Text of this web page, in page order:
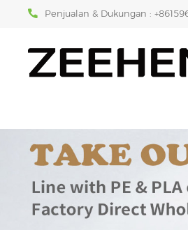
Penjualan & Dukungan :